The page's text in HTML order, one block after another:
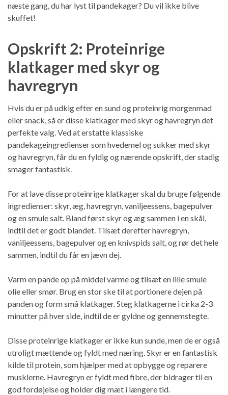
næste gang, du har lyst til pandekager? Du vil ikke blive
skuffet!
Opskrift 2: Proteinrige
klatkager med skyr og
havregryn
Hvis du er på udkig efter en sund og proteinrig morgenmad
eller snack, så er disse klatkager med skyr og havregryn det
perfekte valg. Ved at erstatte klassiske
pandekageingredienser som hvedemel og sukker med skyr
og havregryn, får du en fyldig og nærende opskrift, der stadig
smager fantastisk.
For at lave disse proteinrige klatkager skal du bruge følgende
ingredienser: skyr, æg, havregryn, vaniljeessens, bagepulver
og en smule salt. Bland først skyr og æg sammen i en skål,
indtil det er godt blandet. Tilsæt derefter havregryn,
vaniljeessens, bagepulver og en knivspids salt, og rør det hele
sammen, indtil du får en jævn dej.
Varm en pande op på middel varme og tilsæt en lille smule
olie eller smør. Brug en stor ske til at portionere dejen på
panden og form små klatkager. Steg klatkagerne i cirka 2-3
minutter på hver side, indtil de er gyldne og gennemstegte.
Disse proteinrige klatkager er ikke kun sunde, men de er også
utroligt mættende og fyldt med næring. Skyr er en fantastisk
kilde til protein, som hjælper med at opbygge og reparere
musklerne. Havregryn er fyldt med fibre, der bidrager til en
god fordøjelse og holder dig mæt i længere tid.